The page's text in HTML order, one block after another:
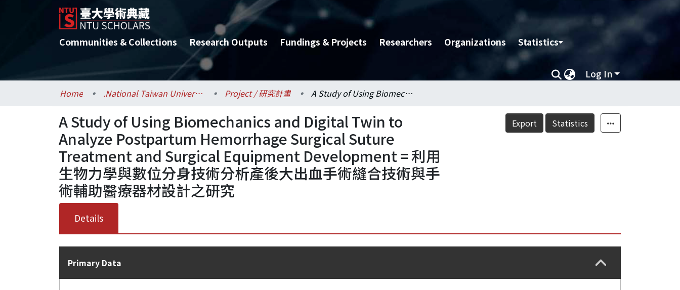
Communities & Collections Research Outputs Fundings & Projects Researchers Organizations Statistics
Log In
Home .National Taiwan University / 國立臺灣大學 Project / 研究計畫 A Study of Using Biomechanics and Digital Twin to Analyze Postpartum Hemorrhage Surgical Suture Treatment and Surgical Equipment Development = 利用生物力學與數位分身技術分析產後大出血手術縫合技術與手術輔助醫療器材設計之研究
Export Statistics
A Study of Using Biomechanics and Digital Twin to
Analyze Postpartum Hemorrhage Surgical Suture
Treatment and Surgical Equipment Development = 利用
生物力學與數位分身技術分析產後大出血手術縫合技術與手
術輔助醫療器材設計之研究
Details
Primary Data